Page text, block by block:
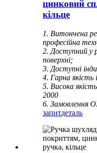
цинковий
кільце
1. Витончена
професійна
2. Доступний у
поверхні;
3. Доступні
4. Гарна якість
5. Висока
2000
6. Замовлення
запитдеталь